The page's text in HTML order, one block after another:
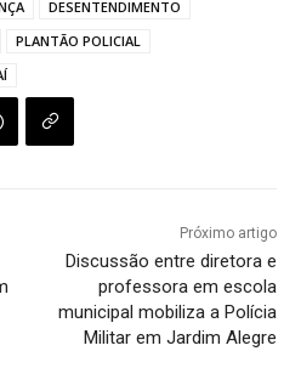
DESENTENDIMENTO
PLANTÃO POLICIAL
Próximo artigo
Discussão entre diretora e
professora em escola
municipal mobiliza a Polícia
Militar em Jardim Alegre